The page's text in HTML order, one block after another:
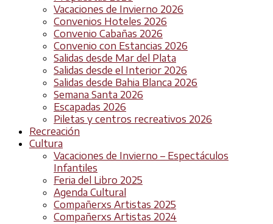
Vacaciones de Invierno 2026
Convenios Hoteles 2026
Convenio Cabañas 2026
Convenio con Estancias 2026
Salidas desde Mar del Plata
Salidas desde el Interior 2026
Salidas desde Bahia Blanca 2026
Semana Santa 2026
Escapadas 2026
Piletas y centros recreativos 2026
Recreación
Cultura
Vacaciones de Invierno – Espectáculos
Infantiles
Feria del Libro 2025
Agenda Cultural
Compañerxs Artistas 2025
Compañerxs Artistas 2024